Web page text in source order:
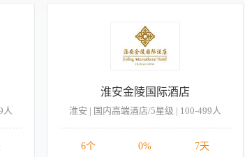
人
淮安金陵国际酒店
淮安 | 国内高端酒店/5星级 | 100-499人
6个 0% 7天